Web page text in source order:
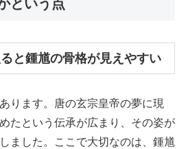
という点
と鍾馗の骨格が見えやすい
ります。唐の玄宗皇帝の夢に現
たという伝承が広まり、その姿が
ました。ここで大切なのは、鍾馗